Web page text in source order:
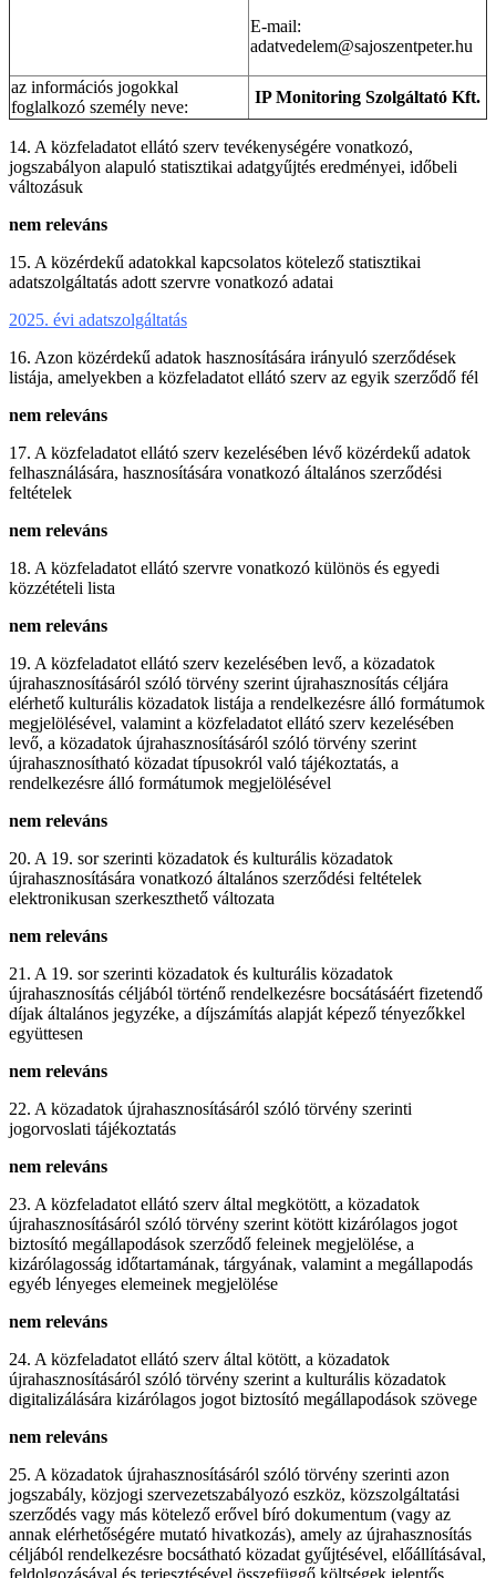
E-mail:
adatvedelem@sajoszentpeter.hu
az információs jogokkal
foglalkozó személy neve:
IP Monitoring Szolgáltató Kft.
14. A közfeladatot ellátó szerv tevékenységére vonatkozó,
jogszabályon alapuló statisztikai adatgyűjtés eredményei, időbeli
változásuk
nem releváns
15. A közérdekű adatokkal kapcsolatos kötelező statisztikai
adatszolgáltatás adott szervre vonatkozó adatai
2025. évi adatszolgáltatás
16. Azon közérdekű adatok hasznosítására irányuló szerződések
listája, amelyekben a közfeladatot ellátó szerv az egyik szerződő fél
nem releváns
17. A közfeladatot ellátó szerv kezelésében lévő közérdekű adatok
felhasználására, hasznosítására vonatkozó általános szerződési
feltételek
nem releváns
18. A közfeladatot ellátó szervre vonatkozó különös és egyedi
közzétételi lista
nem releváns
19. A közfeladatot ellátó szerv kezelésében levő, a közadatok
újrahasznosításáról szóló törvény szerint újrahasznosítás céljára
elérhető kulturális közadatok listája a rendelkezésre álló formátumok
megjelölésével, valamint a közfeladatot ellátó szerv kezelésében
levő, a közadatok újrahasznosításáról szóló törvény szerint
újrahasznosítható közadat típusokról való tájékoztatás, a
rendelkezésre álló formátumok megjelölésével
nem releváns
20. A 19. sor szerinti közadatok és kulturális közadatok
újrahasznosítására vonatkozó általános szerződési feltételek
elektronikusan szerkeszthető változata
nem releváns
21. A 19. sor szerinti közadatok és kulturális közadatok
újrahasznosítás céljából történő rendelkezésre bocsátásáért fizetendő
díjak általános jegyzéke, a díjszámítás alapját képező tényezőkkel
együttesen
nem releváns
22. A közadatok újrahasznosításáról szóló törvény szerinti
jogorvoslati tájékoztatás
nem releváns
23. A közfeladatot ellátó szerv által megkötött, a közadatok
újrahasznosításáról szóló törvény szerint kötött kizárólagos jogot
biztosító megállapodások szerződő feleinek megjelölése, a
kizárólagosság időtartamának, tárgyának, valamint a megállapodás
egyéb lényeges elemeinek megjelölése
nem releváns
24. A közfeladatot ellátó szerv által kötött, a közadatok
újrahasznosításáról szóló törvény szerint a kulturális közadatok
digitalizálására kizárólagos jogot biztosító megállapodások szövege
nem releváns
25. A közadatok újrahasznosításáról szóló törvény szerinti azon
jogszabály, közjogi szervezetszabályozó eszköz, közszolgáltatási
szerződés vagy más kötelező erővel bíró dokumentum (vagy az
annak elérhetőségére mutató hivatkozás), amely az újrahasznosítás
céljából rendelkezésre bocsátható közadat gyűjtésével, előállításával,
feldolgozásával és terjesztésével összefüggő költségek jelentős